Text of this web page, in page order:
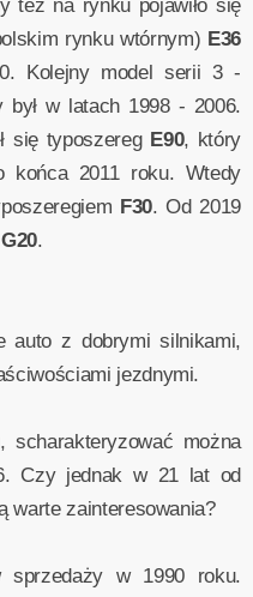
też na rynku pojawiło się
rynku wtórnym) E36
Kolejny model serii 3 -
w latach 1998 - 2006.
się typoszereg E90, który
końca 2011 roku. Wtedy
F30. Od 2019
G20.
auto z dobrymi silnikami,
jezdnymi.
scharakteryzować można
Czy jednak w 21 lat od
warte zainteresowania?
sprzedaży w 1990 roku.